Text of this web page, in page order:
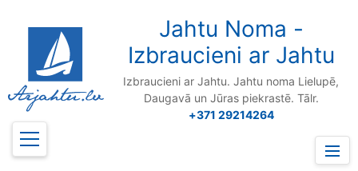
Jahtu Noma -
Izbraucieni ar Jahtu
Izbraucieni ar Jahtu. Jahtu noma Lielupē,
Daugavā un Jūras piekrastē. Tālr.
+371 29214264
Menu